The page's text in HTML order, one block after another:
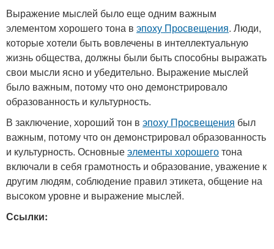
Выражение мыслей было еще одним важным
элементом хорошего тона в эпоху Просвещения. Люди,
которые хотели быть вовлечены в интеллектуальную
жизнь общества, должны были быть способны выражать
свои мысли ясно и убедительно. Выражение мыслей
было важным, потому что оно демонстрировало
образованность и культурность.
В заключение, хороший тон в эпоху Просвещения был
важным, потому что он демонстрировал образованность
и культурность. Основныеэлементы хорошеготона
включали в себя грамотность и образование, уважение к
другим людям, соблюдение правил этикета, общение на
высоком уровне и выражение мыслей.
Ссылки: